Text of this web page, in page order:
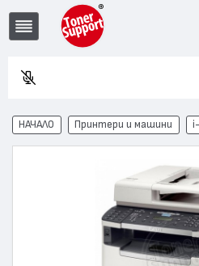
НАЧАЛО Принтери и машини